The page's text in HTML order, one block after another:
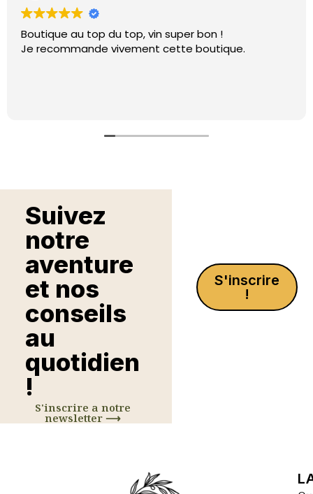
Boutique au top du top, vin super bon !
Je recommande vivement cette boutique.
Suivez
notre
aventure
et nos
conseils
au
quotidien
!
S'inscrire a notre
newsletter ⟶
S'inscrire
!